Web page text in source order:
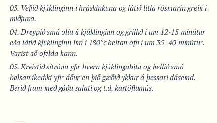
Vefjið kjúklinginn í hráskinkuna og látið litla rósmarín grein í
miðjuna.
Dreypið smá olíu á kjúklinginn og grillið í um 12-15 mínútur
eða látið kjúklinginn inn í 180°c heitan ofn í um 35- 40 mínútur.
Varist að ofelda hann.
Kreistið sítrónu yfir hvern kjúklingabita og hellið smá
balsamikediki yfir áður en þið gæðið ykkur á þessari dásemd.
Berið fram með góðu salati og t.d. kartöflumús.